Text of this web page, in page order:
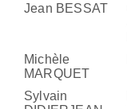
Jean BESSAT
Michèle
MARQUET
Sylvain